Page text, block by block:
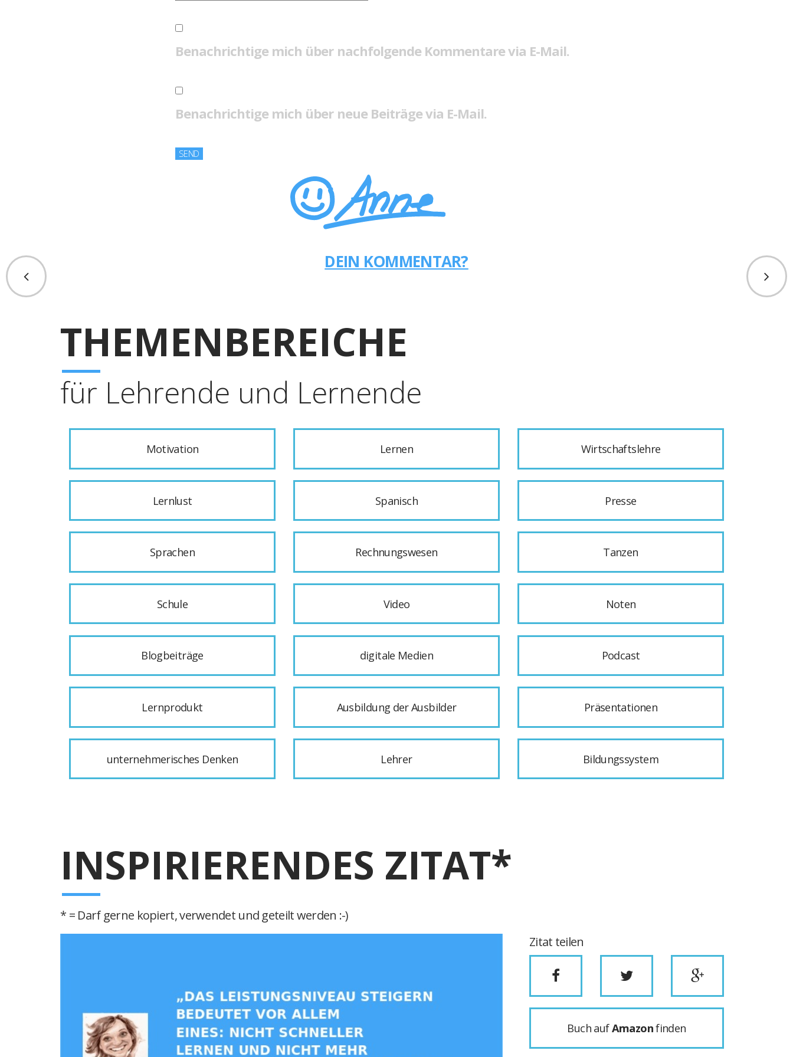
Benachrichtige mich über nachfolgende Kommentare via E-Mail.
Benachrichtige mich über neue Beiträge via E-Mail.
DEIN KOMMENTAR?
THEMENBEREICHE
für Lehrende und Lernende
Motivation Lernen Wirtschaftslehre
Lernlust Spanisch Presse
Sprachen Rechnungswesen Tanzen
Schule Video Noten
Blogbeiträge digitale Medien Podcast
Lernprodukt Ausbildung der Ausbilder Präsentationen
unternehmerisches Denken Lehrer Bildungssystem
INSPIRIERENDES ZITAT*
* = Darf gerne kopiert, verwendet und geteilt werden :-)
Zitat teilen
Buch aufAmazonfinden